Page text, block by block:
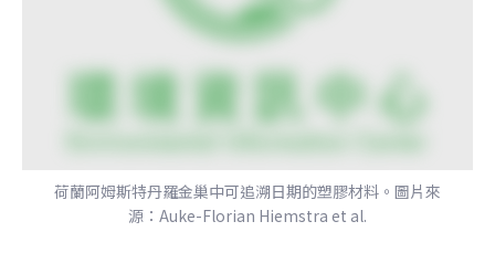
荷蘭阿姆斯特丹羅金巢中可追溯日期的塑膠材料。圖片來
源：Auke-Florian Hiemstra et al.